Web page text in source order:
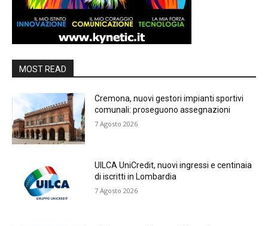
MOST READ
Cremona, nuovi gestori impianti sportivi
comunali: proseguono assegnazioni
7 Agosto 2026
UILCA UniCredit, nuovi ingressi e centinaia
di iscritti in Lombardia
7 Agosto 2026